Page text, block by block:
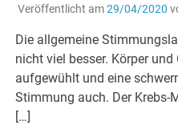
Veröffentlicht am29/04/2020
Die allgemeine
nicht viel besser. Körper
aufgewühlt und eine
Stimmung auch. Der Krebs-
[…]